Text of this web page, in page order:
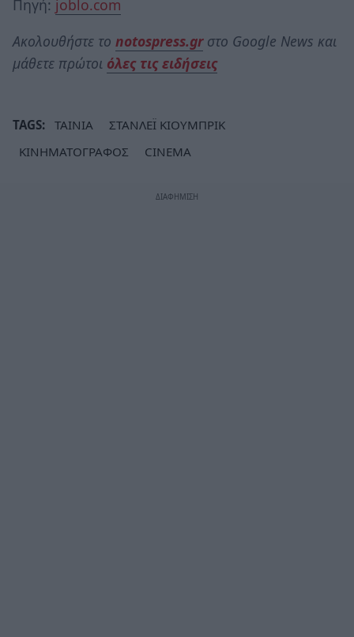
Πηγή: joblo.com
Ακολουθήστε το notospress.grστο Google News και
μάθετε πρώτοι όλες τις ειδήσεις
TAGS: ΤΑΙΝΙΑ
ΣΤΑΝΛΕΪ ΚΙΟΥΜΠΡΙΚ
ΚΙΝΗΜΑΤΟΓΡΑΦΟΣ
CINEMA